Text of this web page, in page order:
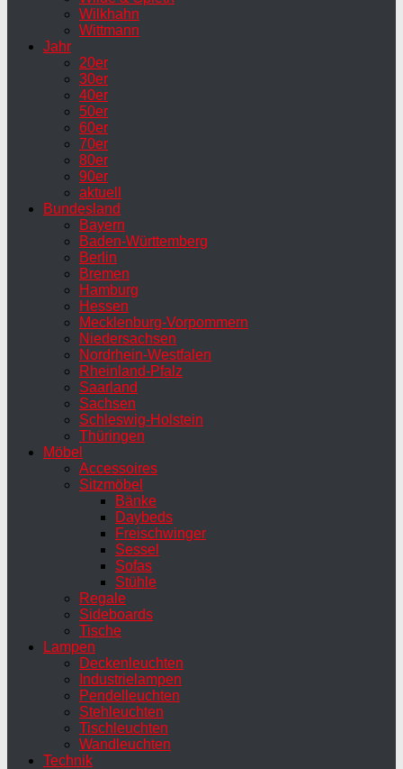
Wilkhahn
Wittmann
Jahr
20er
30er
40er
50er
60er
70er
80er
90er
aktuell
Bundesland
Bayern
Baden-Württemberg
Berlin
Bremen
Hamburg
Hessen
Mecklenburg-Vorpommern
Niedersachsen
Nordrhein-Westfalen
Rheinland-Pfalz
Saarland
Sachsen
Schleswig-Holstein
Thüringen
Möbel
Accessoires
Sitzmöbel
Bänke
Daybeds
Freischwinger
Sessel
Sofas
Stühle
Regale
Sideboards
Tische
Lampen
Deckenleuchten
Industrielampen
Pendelleuchten
Stehleuchten
Tischleuchten
Wandleuchten
Technik